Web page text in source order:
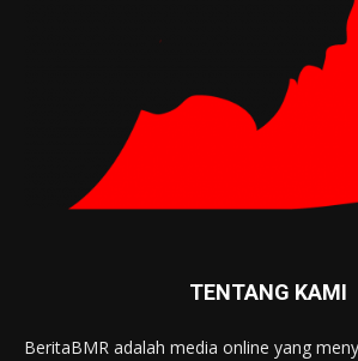
TENTANG KAMI
BeritaBMR adalah media online yang